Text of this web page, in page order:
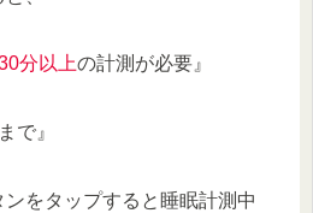
分以上の計測が必要』
で』
をタップすると睡眠計測中